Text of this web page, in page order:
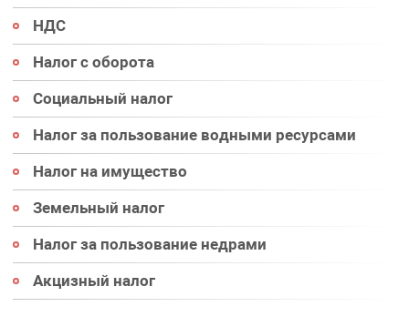
НДС
Налог с оборота
Социальный налог
Налог за пользование водными ресурсами
Налог на имущество
Земельный налог
Налог за пользование недрами
Акцизный налог